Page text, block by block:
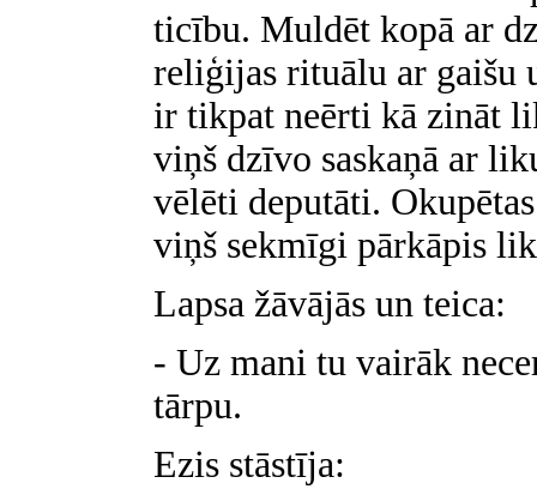
ticību. Muldēt kopā ar
reliģijas rituālu ar gaišu
ir tikpat neērti kā zināt
viņš dzīvo saskaņā ar
vēlēti deputāti.
viņš sekmīgi pārkāpis
Lapsa žāvājās un teica:
- Uz mani tu vairāk
tārpu.
Ezis stāstīja: